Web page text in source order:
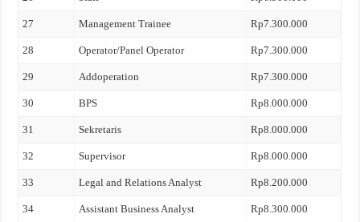
27 Management Trainee Rp7.300.000
28 Operator/Panel Operator Rp7.300.000
29 Addoperation Rp7.300.000
30 BPS Rp8.000.000
31 Sekretaris Rp8.000.000
32 Supervisor Rp8.000.000
33 Legal and Relations Analyst Rp8.200.000
34 Assistant Business Analyst Rp8.300.000